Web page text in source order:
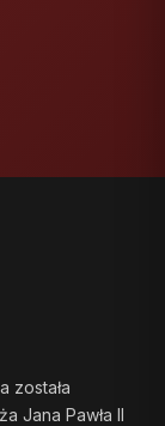
została
Jana Pawła II